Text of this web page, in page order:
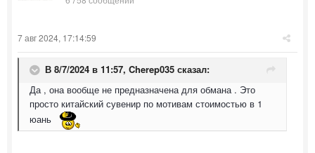
7 авг 2024, 17:14:59
В 8/7/2024 в 11:57, Cherep035 сказал:
Да , она вообще не предназначена для обмана . Это
просто китайский сувенир по мотивам стоимостью в 1
юань